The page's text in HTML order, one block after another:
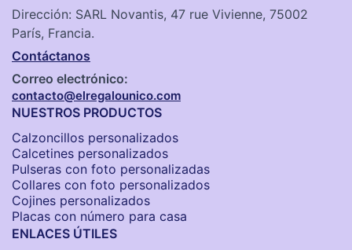
Dirección: SARL Novantis, 47 rue Vivienne, 75002
París, Francia.
Contáctanos
Correo electrónico:
contacto@elregalounico.com
NUESTROS PRODUCTOS
Calzoncillos personalizados​
Calcetines personalizados
Pulseras con foto personalizadas
Collares con foto personalizados
Cojines personalizados
Placas con número para casa
ENLACES ÚTILES